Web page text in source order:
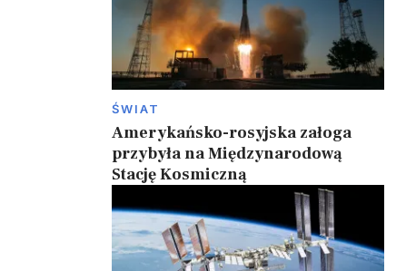
ŚWIAT
Amerykańsko-rosyjska załoga
przybyła na Międzynarodową
Stację Kosmiczną